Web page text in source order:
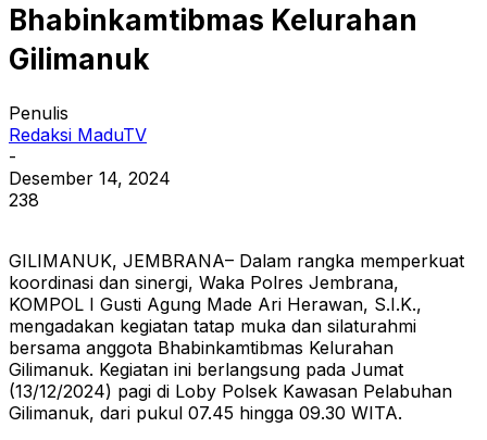
Bhabinkamtibmas Kelurahan
Gilimanuk
Penulis
Redaksi MaduTV
-
Desember 14, 2024
238
GILIMANUK, JEMBRANA– Dalam rangka memperkuat
koordinasi dan sinergi, Waka Polres Jembrana,
KOMPOL I Gusti Agung Made Ari Herawan, S.I.K.,
mengadakan kegiatan tatap muka dan silaturahmi
bersama anggota Bhabinkamtibmas Kelurahan
Gilimanuk. Kegiatan ini berlangsung pada Jumat
(13/12/2024) pagi di Loby Polsek Kawasan Pelabuhan
Gilimanuk, dari pukul 07.45 hingga 09.30 WITA.